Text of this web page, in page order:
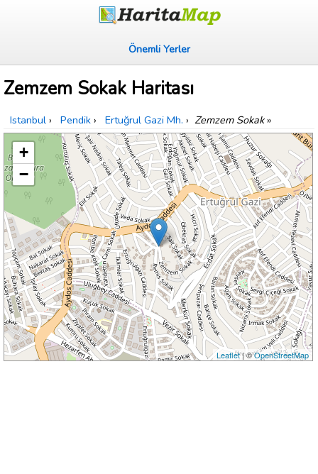
Önemli Yerler
Zemzem Sokak Haritası
Istanbul › Pendik › Ertuğrul Gazi Mh. › Zemzem Sokak»
+
−
Leaflet| ©OpenStreetMap